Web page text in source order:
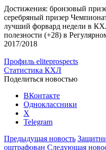
Достижения: бронзовый
серебряный призер
лучший форвард недели в
полезности (+28) в
2017/2018
Профиль eliteprospects
Статистика КХЛ
Поделиться новостью
ВКонтакте
Одноклассники
X
Telegram
Предыдущая новость
оштрафован Следующая